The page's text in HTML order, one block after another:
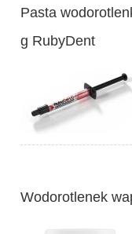
Pasta
g RubyDent
Wodorotlenek